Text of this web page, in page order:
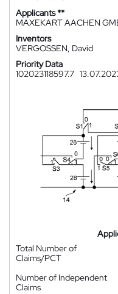
Applicants **
MAXEKART AACHEN
Inventors
VERGOSSEN, David
Priority Data
102023118597.7
Total Number of
Claims/PCT
Number of Independent
Claims